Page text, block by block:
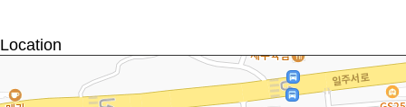
Location